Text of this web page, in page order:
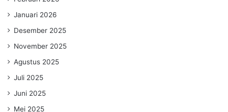
Januari 2026
Desember 2025
November 2025
Agustus 2025
Juli 2025
Juni 2025
Mei 2025